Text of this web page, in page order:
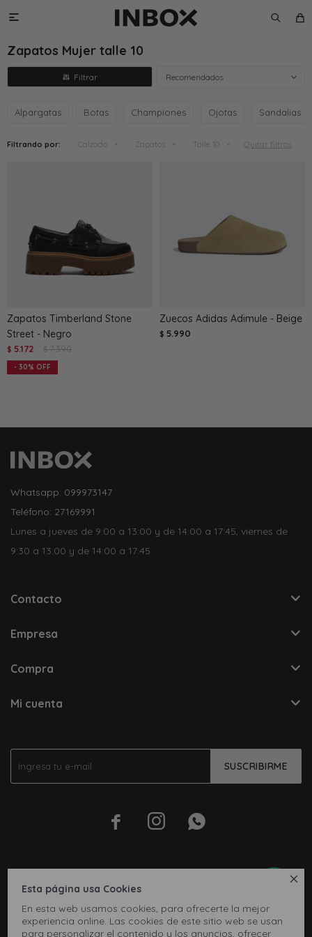

Esta página usa Cookies
En esta web usamos cookies, para ofrecerte la mejor
experiencia online. Las cookies de este sitio web se usan
para personalizar el contenido y los anuncios, ofrecer

Zapatos Mujer talle 10
Recomendados
Alpargatas Botas Championes Ojotas Sandalias
Filtrando por: Calzado Zapatos Talle 10 Quitar filtros
Zapatos Timberland Stone
Street - Negro
$ 5.172 $ 7.390
30
Zuecos Adidas Adimule - Beige
$ 5.990
SUSCRIBIRME
  
Whatsapp: 099973147
Teléfono: 27169991
Lunes a jueves de 9:00 a 13:00 y de 14:00 a 17:45, viernes de
9:30 a 13:00 y de 14:00 a 17:45.
Contacto
Empresa
Compra
Mi cuenta